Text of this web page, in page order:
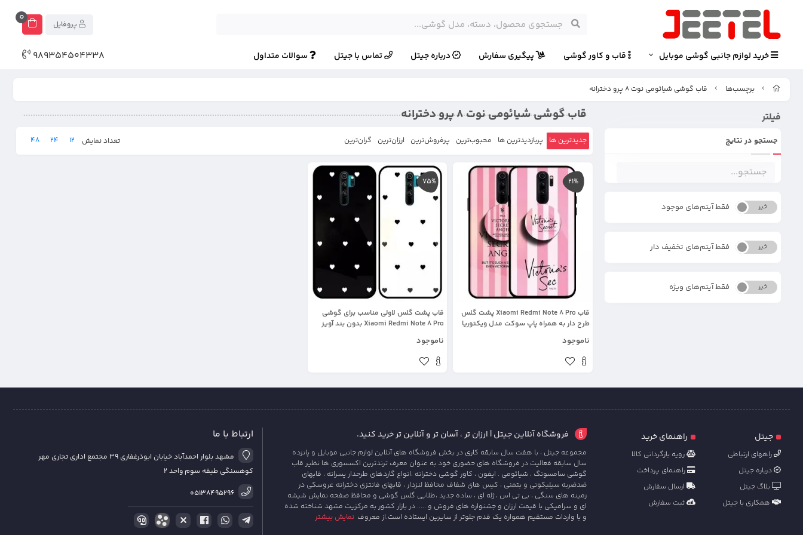
0
خرید لوازم جانبی گوشی موبایل قاب و کاور گوشی پیگیری سفارش درباره جیتل تماس با جیتل سوالات متداول 989354504338
برچسب‌ها قاب گوشی شیائومی نوت 8 پرو دخترانه
فیلتر
جستجو در نتایج
بله خیر فقط آیتم‌های موجود
بله خیر فقط آیتم‌های تخفیف دار
بله خیر فقط آیتم‌های ویژه
قاب گوشی شیائومی نوت 8 پرو دخترانه
جدیدترین ها پربازدیدترین ها محبوب‌‌ترین پرفروش‌ترین ارزان‌ترین گران‌ترین تعداد نمایش 12
24
48
21%
قاب Xiaomi Redmi Note 8 Pro پشت گلس
طرح دار به همراه پاپ سوکت مدل ویکتوریا
ناموجود
75%
قاب پشت گلس لاولی مناسب برای گوشی
Xiaomi Redmi Note 8 Pro بدون بند آویز
ناموجود
جیتل
راههای ارتباطی
درباره جیتل
بلاگ جیتل
همکاری با جیتل
راهنمای خرید
رویه بازگردانی کالا
راهنمای پرداخت
ارسال سفارش
ثبت سفارش
فروشگاه آنلاین جیتل | ارزان تر ، آسان تر و آنلاین تر خرید کنید.
مجموعه جیتل ، با هفت سال سابقه کاری در بخش فروشگاه های آنلاین لوازم جانبی موبایل و پانزده
سال سابقه فعالیت در فروشگاه های حضوری خود به عنوان معرف ترندترین اکسسوری ها نظیر قاب
گوشی سامسونگ ، شیائومی . ایفون ، کاور گوشی دخترانه ،انواع گاردهای طرحدار پسرانه ، قابهای
ضدضربه سیلیکونی و بتمنی ، کیس های شفاف محافظ لنزدار ، قابهای فانتزی دخترانه عروسکی در
زمینه های سنگی ، بی تی اس ، ژله ای ، ساده جدید ،طلایی گلس گوشی و محافظ صفحه نمایش شیشه
ای و سرامیکی با قیمت ارزان و جشنواره های فروش و ..... در بازار کشور به مرکزیت مشهد شناخته شده
و با واردات مستقیم همواره یک قدم جلوتر از سایرین ایستاده است.از معروف نمایش بیشتر
ارتباط با ما
مشهد بلوار احمدآباد خیابان ابوذرغفاری 39 مجتمع اداری تجاری مهر
کوهسنگی طبقه سوم واحد 2
05138495296